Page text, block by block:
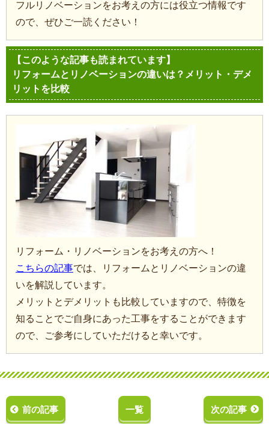
フルリノベーションをお考えの方には役立つ情報です
ので、ぜひご一読ください！
【このような記事も読まれています】
リフォームとリノベーションの違いは？メリット・デメ
リットを比較
リフォーム・リノベーションをお考えの方へ！
こちらの記事では、リフォームとリノベーションの違
いを解説しています。
メリットとデメリットも比較していますので、特徴を
知ることでご自身にあった工事をすることができます
ので、ご参考にしていただけると幸いです。
前の記事 一覧 次の記事